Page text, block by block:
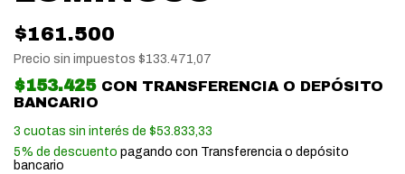
$161.500
Precio sin impuestos $133.471,07
$153.425 CON TRANSFERENCIA O DEPÓSITO
BANCARIO
3 cuotas sin interés de $53.833,33
5% de descuento pagando con Transferencia o depósito
bancario